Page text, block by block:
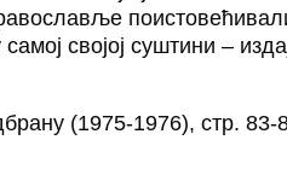
својој суштини –
(1975-1976), стр. 83-